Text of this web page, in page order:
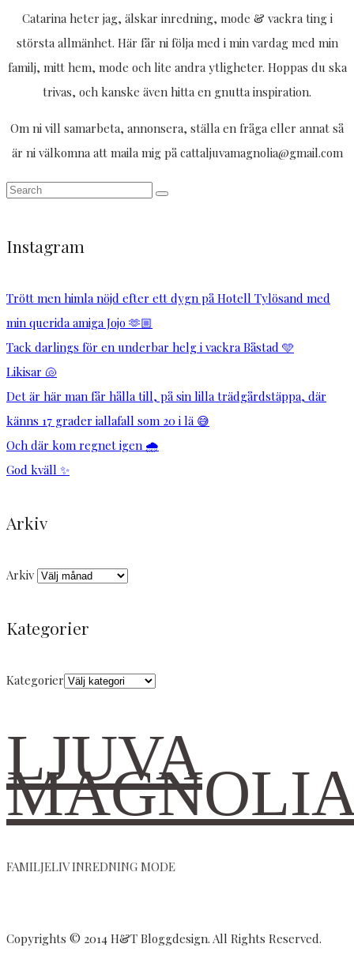
Catarina heter jag, älskar inredning, mode & vackra ting i
största allmänhet. Här får ni följa med i min vardag med min
familj, mitt hem, mode och lite andra ytligheter. Hoppas du ska
trivas, och kanske även hitta en gnutta inspiration.
Om ni vill samarbeta, annonsera, ställa en fråga eller annat så
är ni välkomna att maila mig på cattaljuvamagnolia@gmail.com
Instagram
Trött men himla nöjd efter ett dygn på Hotell Tylösand med
min querida amiga Jojo 🫶🏼
Tack darlings för en underbar helg i vackra Båstad 🩵
Likisar 🐚
Det är här man får hålla till, på sin lilla trädgårdstäppa, där
känns 17 grader iallafall som 20 i lä 😅
Och där kom regnet igen 🌧️
God kväll ✨
Arkiv
Arkiv
Kategorier
Kategorier
LJUVA
FAMILJELIV INREDNING MODE
Copyrights © 2014 H&T Bloggdesign. All Rights Reserved.